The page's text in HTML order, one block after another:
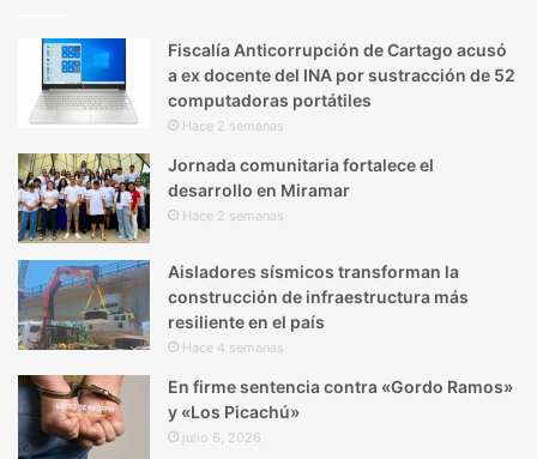
Fiscalía Anticorrupción de Cartago acusó
a ex docente del INA por sustracción de 52
computadoras portátiles
Hace 2 semanas
Jornada comunitaria fortalece el
desarrollo en Miramar
Hace 2 semanas
Aisladores sísmicos transforman la
construcción de infraestructura más
resiliente en el país
Hace 4 semanas
En firme sentencia contra «Gordo Ramos»
y «Los Picachú»
julio 6, 2026